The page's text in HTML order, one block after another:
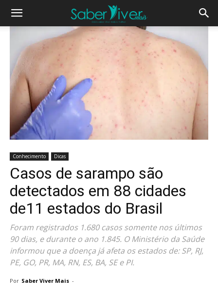
Conhecimento Dicas
Casos de sarampo são
detectados em 88 cidades
de11 estados do Brasil
Foram registrados 1.680 casos somente nos últimos
90 dias, e durante o ano 1.845. O Ministério da Saúde
informou que a doença já afeta os estados de: SP, RJ,
PE, GO, PR, MA, RN, ES, BA, SE e PI.
Por Saber Viver Mais -